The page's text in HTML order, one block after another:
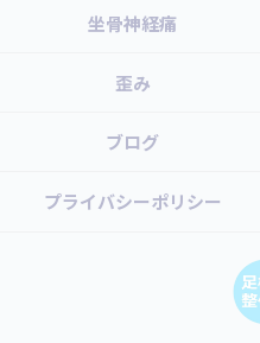
坐骨神経痛
歪み
ブログ
プライバシーポリシー